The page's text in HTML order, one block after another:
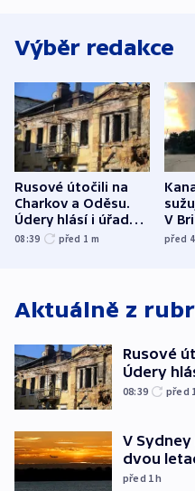
Výběr redakce
Rusové útočili na
Charkov a Oděsu.
Údery hlásí i úřady v
Bělgorodu
08:39 před 1 m
V
před
Aktuálně z
Rusové
Údery
08:39 před
V
dvou
před 1h